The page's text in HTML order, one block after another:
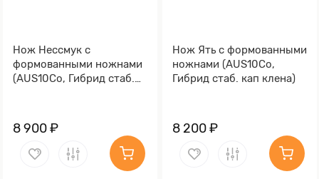
Нож Нессмук с
формованными ножнами
(AUS10Co, Гибрид стаб.
8 900 ₽
Нож Ять с формованными
ножнами (AUS10Co,
Гибрид стаб. кап клена)
8 200 ₽